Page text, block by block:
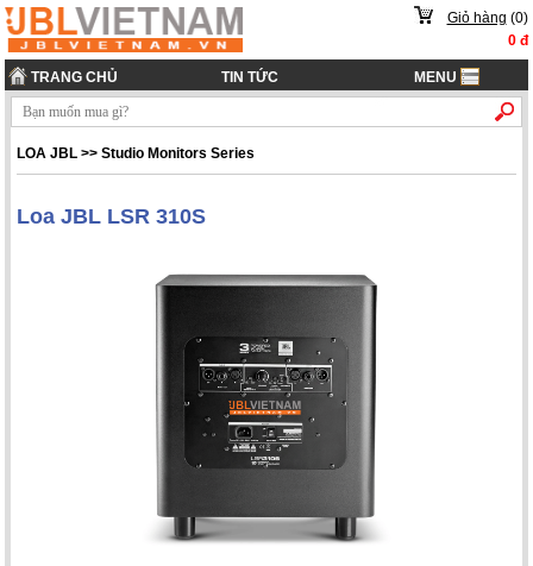
Giỏ hàng (0)
0đ
TRANG CHỦ TIN TỨC MENU
LOA JBL >>Studio Monitors Series
Loa JBL LSR 310S